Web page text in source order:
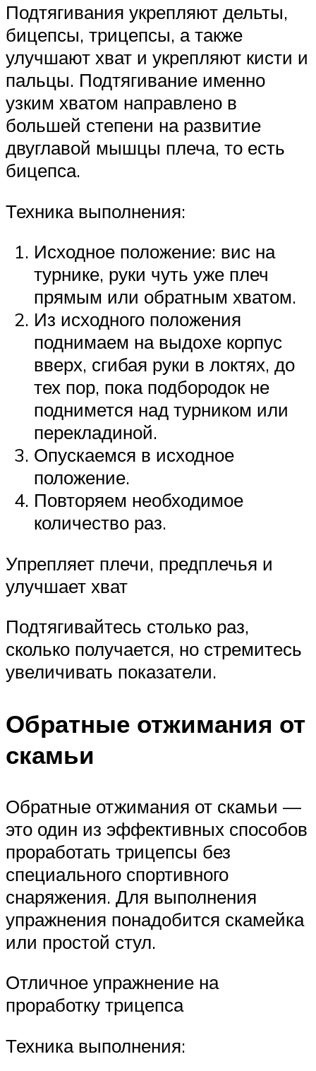
Подтягивания укрепляют дельты,
бицепсы, трицепсы, а также
улучшают хват и укрепляют кисти и
пальцы. Подтягивание именно
узким хватом направлено в
большей степени на развитие
двуглавой мышцы плеча, то есть
бицепса.
Техника выполнения:
Исходное положение: вис на
турнике, руки чуть уже плеч
прямым или обратным хватом.
Из исходного положения
поднимаем на выдохе корпус
вверх, сгибая руки в локтях, до
тех пор, пока подбородок не
поднимется над турником или
перекладиной.
Опускаемся в исходное
положение.
Повторяем необходимое
количество раз.
Упрепляет плечи, предплечья и
улучшает хват
Подтягивайтесь столько раз,
сколько получается, но стремитесь
увеличивать показатели.
Обратные отжимания от
скамьи
Обратные отжимания от скамьи —
это один из эффективных способов
проработать трицепсы без
специального спортивного
снаряжения. Для выполнения
упражнения понадобится скамейка
или простой стул.
Отличное упражнение на
проработку трицепса
Техника выполнения: